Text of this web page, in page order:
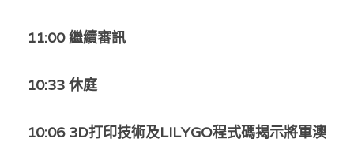
11:00 繼續審訊
10:33 休庭
10:06 3D打印技術及LILYGO程式碼揭示將軍澳